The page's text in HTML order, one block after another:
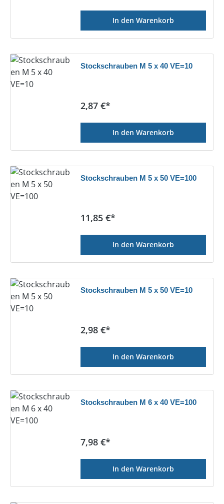
In den Warenkorb
Stockschrauben M 5 x 40 VE=10
Regulärer Preis:
2,87 €*
In den Warenkorb
Stockschrauben M 5 x 50 VE=100
Regulärer Preis:
11,85 €*
In den Warenkorb
Stockschrauben M 5 x 50 VE=10
Regulärer Preis:
2,98 €*
In den Warenkorb
Stockschrauben M 6 x 40 VE=100
Regulärer Preis:
7,98 €*
In den Warenkorb